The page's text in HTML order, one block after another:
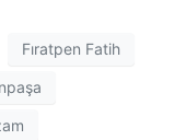
Fıratpen Fatih